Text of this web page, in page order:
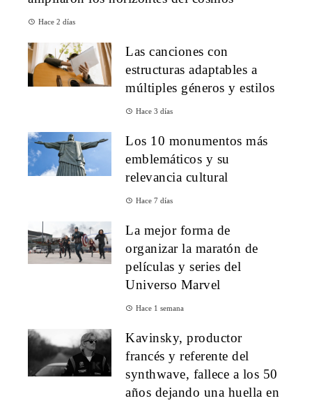
Hace 2 días
Las canciones con
estructuras adaptables a
múltiples géneros y estilos
Hace 3 días
Los 10 monumentos más
emblemáticos y su
relevancia cultural
Hace 7 días
La mejor forma de
organizar la maratón de
películas y series del
Universo Marvel
Hace 1 semana
Kavinsky, productor
francés y referente del
synthwave, fallece a los 50
años dejando una huella en